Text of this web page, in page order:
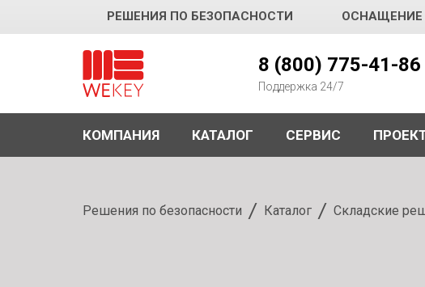
РЕШЕНИЯ ПО БЕЗОПАСНОСТИ ОСНАЩЕНИЕ
WEKEY
8 (800) 775-41-86
Поддержка 24/7
КОМПАНИЯ КАТАЛОГ СЕРВИС
Решения по безопасности Каталог Складские